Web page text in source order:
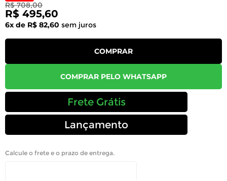
R$ 708,00
R$ 495,60
6x de R$ 82,60 sem juros
COMPRAR
COMPRAR PELO WHATSAPP
Frete Grátis
Lançamento
Calcule o frete e o prazo de entrega.